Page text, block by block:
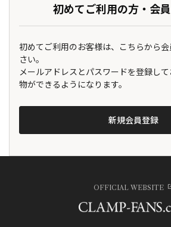
初めてご利用の方・会
初めてご利用のお客様は、こちらから
さい。
メールアドレスとパスワードを登録し
物ができるようになります。
OFFICIAL WEBSITE